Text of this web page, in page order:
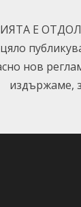
Е
нов
издържаме,